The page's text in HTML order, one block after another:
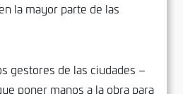
la mayor parte de las
gestores de las ciudades –
poner manos a la obra para